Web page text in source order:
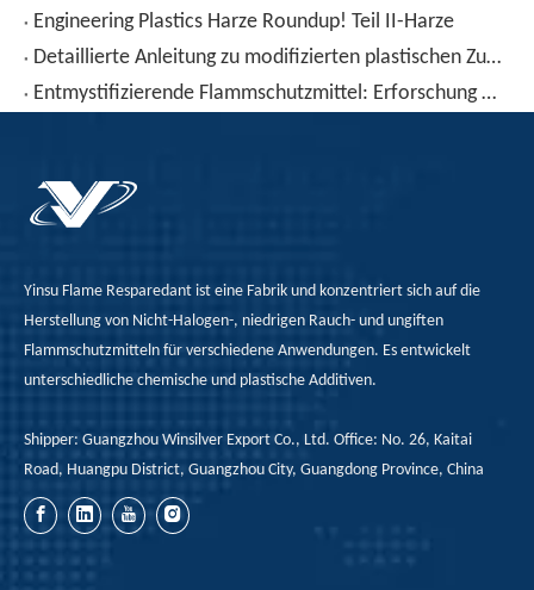
Engineering Plastics Harze Roundup! Teil II-Harze
Detaillierte Anleitung zu modifizierten plastischen Zusatzstoffen
Entmystifizierende Flammschutzmittel: Erforschung der innovativen Mechanismen und Anwendungen von Verbrennungsbeständigkeit gegen Sicherheit und Sicherheit
Yinsu Flame Resparedant ist eine Fabrik und konzentriert sich auf die
Herstellung von Nicht-Halogen-, niedrigen Rauch- und ungiften
Flammschutzmitteln für verschiedene Anwendungen. Es entwickelt
unterschiedliche chemische und plastische Additiven.
Shipper: Guangzhou Winsilver Export Co., Ltd. Office: No. 26, Kaitai
Road, Huangpu District, Guangzhou City, Guangdong Province, China